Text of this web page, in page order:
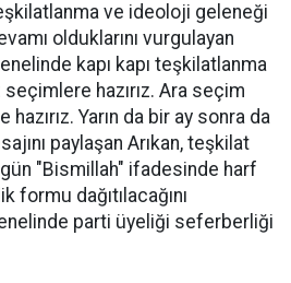
ve ideoloji geleneği
olduklarını vurgulayan
kapı kapı teşkilatlanma
seçimlere hazırız. Ara seçim
Yarın da bir ay sonra da
paylaşan Arıkan, teşkilat
"Bismillah" ifadesinde harf
formu dağıtılacağını
parti üyeliği seferberliği